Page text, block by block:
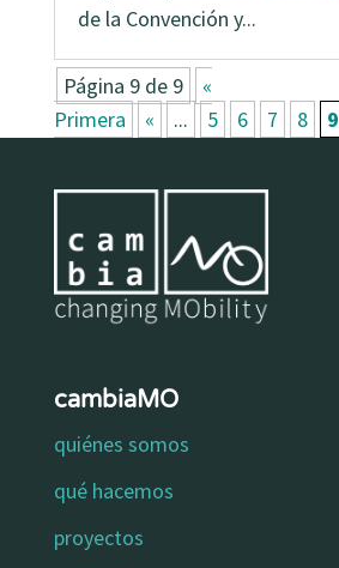
de la Convención y...
Página 9 de 9
«
Primera
« ... 5 6 7 8 9
cambiaMO
quiénes somos
qué hacemos
proyectos